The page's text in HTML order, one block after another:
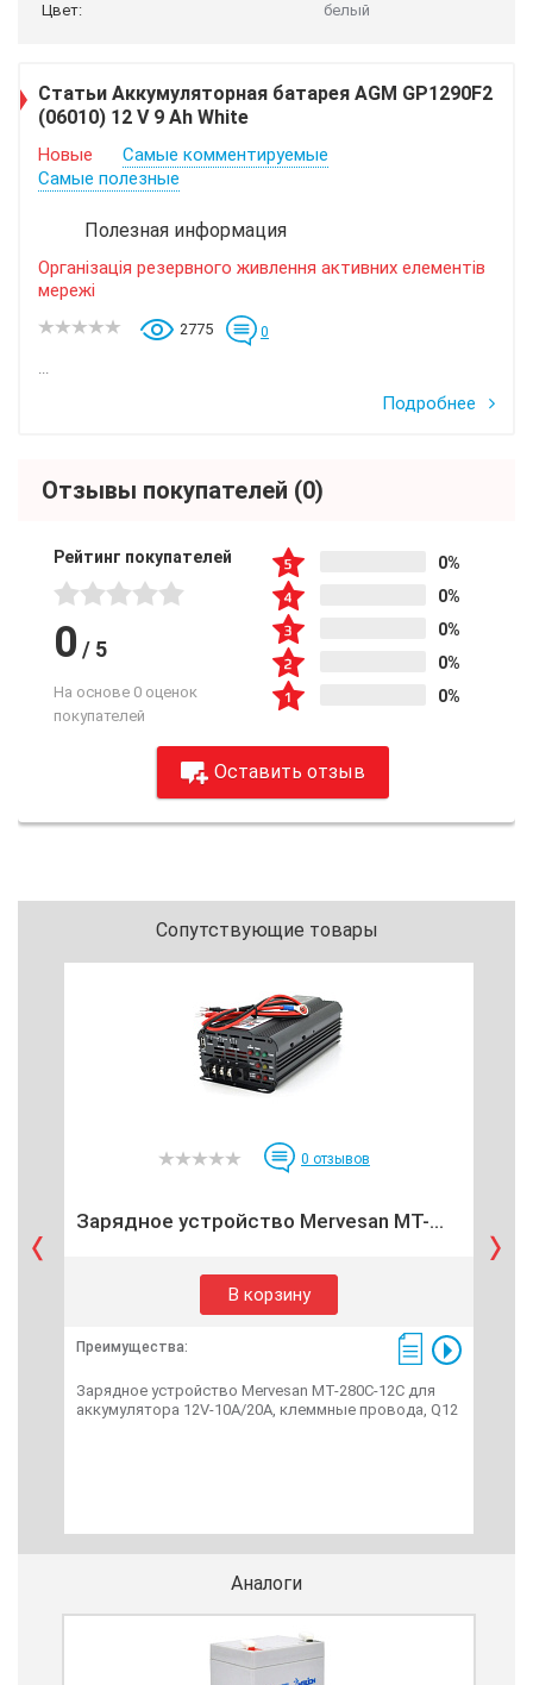
Цвет: белый
Статьи Аккумуляторная батарея AGM GP1290F2
(06010) 12 V 9 Ah White
Новые
Самые комментируемые
Самые полезные
Полезная информация
Організація резервного живлення активних елементів
мережі
2775 0
...
Подробнее
Отзывы покупателей (0)
Рейтинг покупателей
0 / 5
На основе 0 оценок
покупателей
0%
0%
0%
0%
0%
Оставить отзыв
Сопутствующие товары
0 отзывов
Зарядное устройство Mervesan MT-...
В корзину
Преимущества:
Зарядное устройство Mervesan MT-280C-12C для
аккумулятора 12V-10A/20A, клеммные провода, Q12
Аналоги